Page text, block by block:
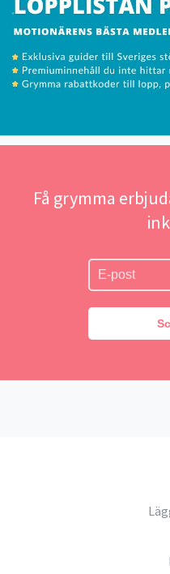
Få grymma